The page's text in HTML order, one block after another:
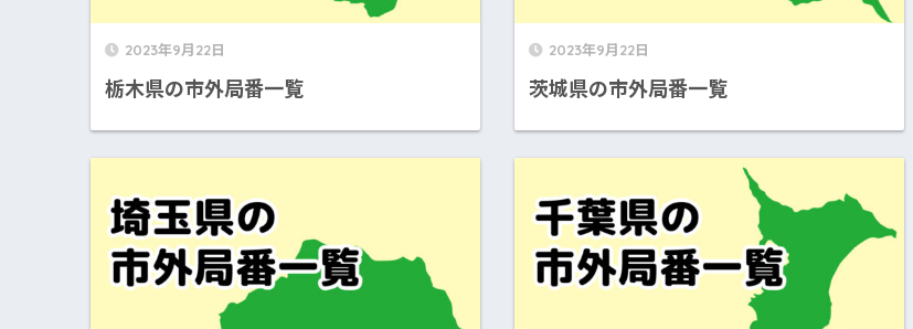
2023年9月22日
栃木県の市外局番一覧
2023年9月22日
茨城県の市外局番一覧